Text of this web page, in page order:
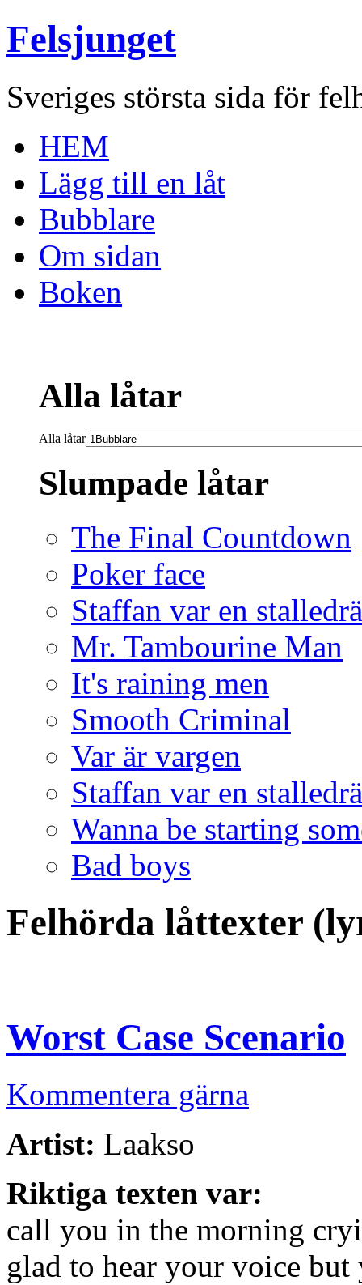
Felsjunget
Sveriges största sida för
HEM
Lägg till en låt
Bubblare
Om sidan
Boken
Alla låtar
Alla låtar
Slumpade låtar
The Final Countdown
Poker face
Staffan var en
Mr. Tambourine Man
It's raining men
Smooth Criminal
Var är vargen
Staffan var en
Wanna be starting
Bad boys
Felhörda låttexter
Worst Case Scenario
Kommentera gärna
Artist: Laakso
Riktiga texten var:
call you in the morning
glad to hear your voice